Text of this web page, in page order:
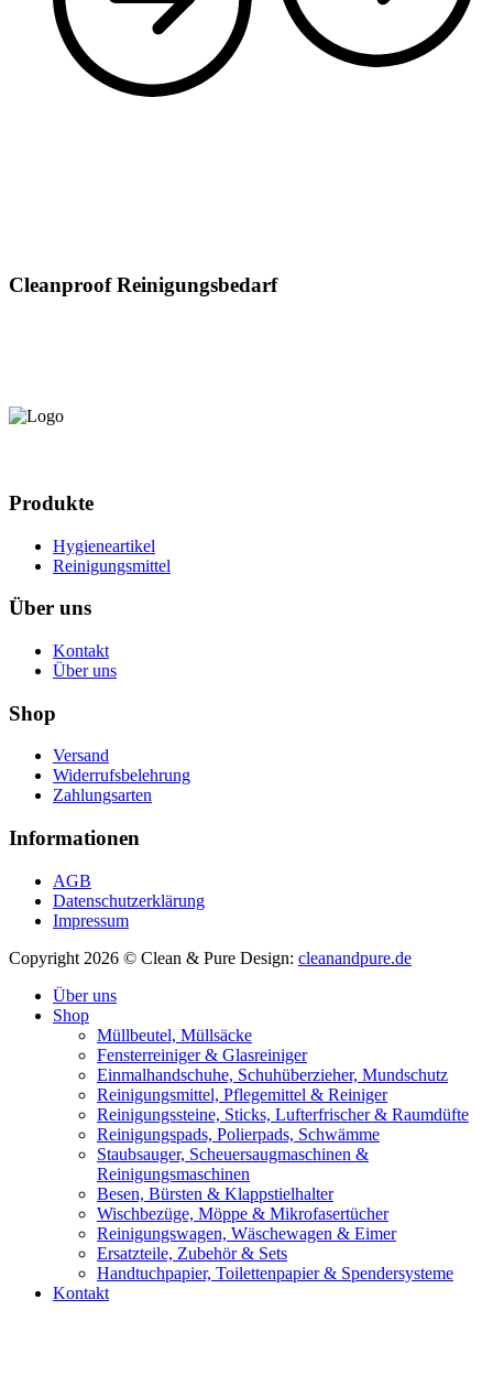
Cleanproof Reinigungsbedarf
Produkte
Hygieneartikel
Reinigungsmittel
Über uns
Kontakt
Über uns
Shop
Versand
Widerrufsbelehrung
Zahlungsarten
Informationen
AGB
Datenschutzerklärung
Impressum
Copyright 2026 © Clean & Pure Design: cleanandpure.de
Über uns
Shop
Müllbeutel, Müllsäcke
Fensterreiniger & Glasreiniger
Einmalhandschuhe, Schuhüberzieher, Mundschutz
Reinigungsmittel, Pflegemittel & Reiniger
Reinigungssteine, Sticks, Lufterfrischer & Raumdüfte
Reinigungspads, Polierpads, Schwämme
Staubsauger, Scheuersaugmaschinen &
Reinigungsmaschinen
Besen, Bürsten & Klappstielhalter
Wischbezüge, Möppe & Mikrofasertücher
Reinigungswagen, Wäschewagen & Eimer
Ersatzteile, Zubehör & Sets
Handtuchpapier, Toilettenpapier & Spendersysteme
Kontakt